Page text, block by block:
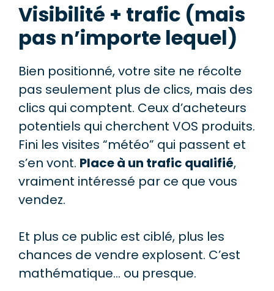
Visibilité + trafic (mais
pas n’importe lequel)
Bien positionné, votre site ne récolte
pas seulement plus de clics, mais des
clics qui comptent. Ceux d’acheteurs
potentiels qui cherchent VOS produits.
Fini les visites “météo” qui passent et
s’en vont. Place à un trafic qualifié,
vraiment intéressé par ce que vous
vendez.
Et plus ce public est ciblé, plus les
chances de vendre explosent. C’est
mathématique… ou presque.